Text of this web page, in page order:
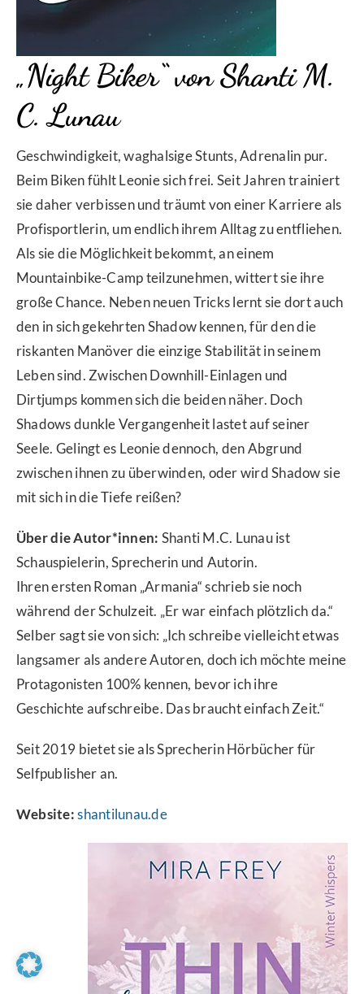
„Night Biker“ von Shanti M.
C. Lunau
Geschwindigkeit, waghalsige Stunts, Adrenalin pur.
Beim Biken fühlt Leonie sich frei. Seit Jahren trainiert
sie daher verbissen und träumt von einer Karriere als
Profisportlerin, um endlich ihrem Alltag zu entfliehen.
Als sie die Möglichkeit bekommt, an einem
Mountainbike-Camp teilzunehmen, wittert sie ihre
große Chance. Neben neuen Tricks lernt sie dort auch
den in sich gekehrten Shadow kennen, für den die
riskanten Manöver die einzige Stabilität in seinem
Leben sind. Zwischen Downhill-Einlagen und
Dirtjumps kommen sich die beiden näher. Doch
Shadows dunkle Vergangenheit lastet auf seiner
Seele. Gelingt es Leonie dennoch, den Abgrund
zwischen ihnen zu überwinden, oder wird Shadow sie
mit sich in die Tiefe reißen?
Überdie Autor*innen: Shanti M.C. Lunau ist
Schauspielerin, Sprecherin und Autorin.
Ihren ersten Roman „Armania“ schrieb sie noch
während der Schulzeit. „Er war einfach plötzlich da.“
Selber sagt sie von sich: „Ich schreibe vielleicht etwas
langsamer als andere Autoren, doch ich möchte meine
Protagonisten 100% kennen, bevor ich ihre
Geschichte aufschreibe. Das braucht einfach Zeit.“
Seit 2019 bietet sie als Sprecherin Hörbücher für
Selfpublisher an.
Website: shantilunau.de